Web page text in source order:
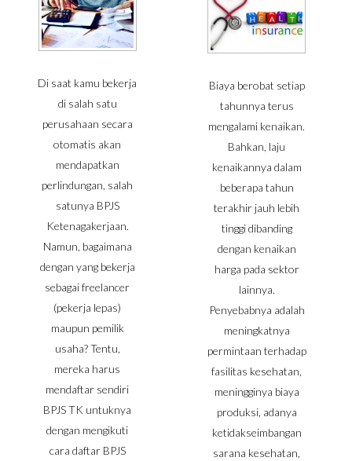
Di saat kamu bekerja
di salah satu
perusahaan secara
otomatis akan
mendapatkan
perlindungan, salah
satunya BPJS
Ketenagakerjaan.
Namun, bagaimana
dengan yang bekerja
sebagai freelancer
(pekerja lepas)
maupun pemilik
usaha? Tentu,
mereka harus
mendaftar sendiri
BPJS TK untuknya
dengan mengikuti
cara daftar BPJS
Biaya berobat setiap
tahunnya terus
mengalami kenaikan.
Bahkan, laju
kenaikannya dalam
beberapa tahun
terakhir jauh lebih
tinggi dibanding
dengan kenaikan
harga pada sektor
lainnya.
Penyebabnya adalah
meningkatnya
permintaan terhadap
fasilitas kesehatan,
meningginya biaya
produksi, adanya
ketidakseimbangan
sarana kesehatan,